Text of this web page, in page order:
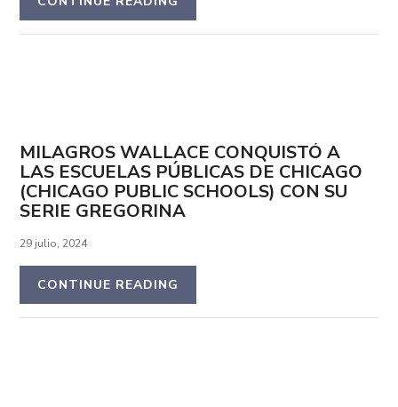
MILAGROS WALLACE CONQUISTÓ A
LAS ESCUELAS PÚBLICAS DE CHICAGO
(CHICAGO PUBLIC SCHOOLS) CON SU
SERIE GREGORINA
29 julio, 2024
CONTINUE READING